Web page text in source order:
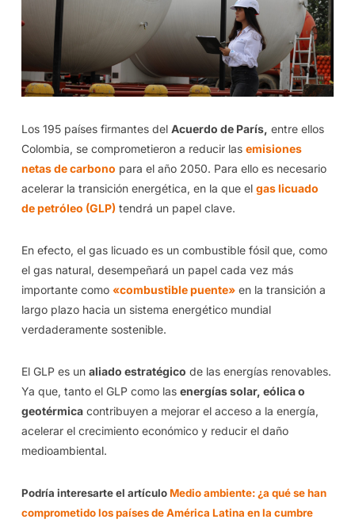
Los 195 países firmantes del Acuerdo de París, entre ellos
Colombia, se comprometieron a reducir las emisiones
netas de carbono para el año 2050. Para ello es necesario
acelerar la transición energética, en la que el gas licuado
de petróleo (GLP) tendrá un papel clave.
En efecto, el gas licuado es un combustible fósil que, como
el gas natural, desempeñará un papel cada vez más
importante como «combustible puente» en la transición a
largo plazo hacia un sistema energético mundial
verdaderamente sostenible.
El GLP es un aliado estratégico de las energías renovables.
Ya que, tanto el GLP como las energías solar, eólica o
geotérmicacontribuyen a mejorar el acceso a la energía,
acelerar el crecimiento económico y reducir el daño
medioambiental.
Podría interesarte el artículoMedio ambiente: ¿a qué se han
comprometido los países de América Latina en la cumbre